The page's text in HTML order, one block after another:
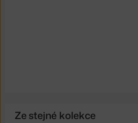
Ze stejné kolekce